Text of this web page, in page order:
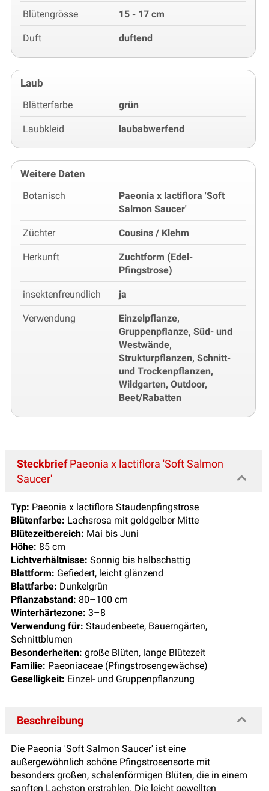
Blütengrösse 15 - 17 cm
Duft duftend
Laub
Blätterfarbe grün
Laubkleid laubabwerfend
Weitere Daten
Botanisch
Paeonia x lactiflora 'Soft
Salmon Saucer'
Züchter Cousins / Klehm
Herkunft
Zuchtform (Edel-
Pfingstrose)
insektenfreundlich ja
Verwendung
Einzelpflanze,
Gruppenpflanze, Süd- und
Westwände,
Strukturpflanzen, Schnitt-
und Trockenpflanzen,
Wildgarten, Outdoor,
Beet/Rabatten
SteckbriefPaeonia x lactiflora 'Soft Salmon
Saucer'
Typ: Paeonia x lactiflora Staudenpfingstrose
Blütenfarbe: Lachsrosa mit goldgelber Mitte
Blütezeitbereich: Mai bis Juni
Höhe: 85 cm
Lichtverhältnisse: Sonnig bis halbschattig
Blattform: Gefiedert, leicht glänzend
Blattfarbe: Dunkelgrün
Pflanzabstand: 80–100 cm
Winterhärtezone: 3–8
Verwendung für: Staudenbeete, Bauerngärten,
Schnittblumen
Besonderheiten: große Blüten, lange Blütezeit
Familie: Paeoniaceae (Pfingstrosengewächse)
Geselligkeit: Einzel- und Gruppenpflanzung
Beschreibung
Die Paeonia 'Soft Salmon Saucer' ist eine
außergewöhnlich schöne Pfingstrosensorte mit
besonders großen, schalenförmigen Blüten, die in einem
sanften Lachston erstrahlen. Die leicht gewellten